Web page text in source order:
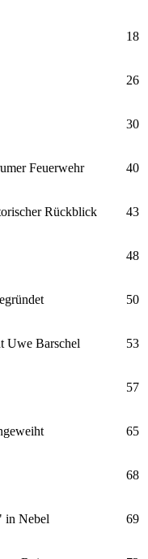
18
26
30
Feuerwehr 40
Rückblick 43
48
50
Uwe Barschel 53
57
65
68
in Nebel 69